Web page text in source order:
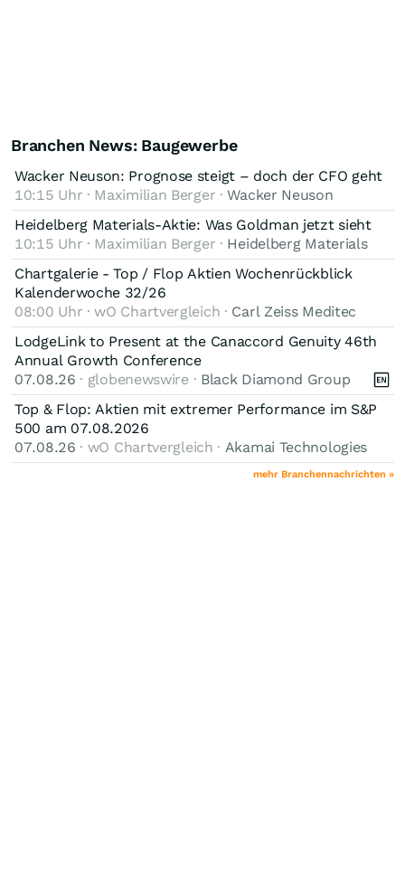
Branchen News: Baugewerbe
Wacker Neuson: Prognose steigt – doch der CFO geht
10:15 Uhr · Maximilian Berger ·Wacker Neuson
Heidelberg Materials-Aktie: Was Goldman jetzt sieht
10:15 Uhr · Maximilian Berger · Heidelberg Materials
Chartgalerie - Top / Flop Aktien Wochenrückblick
Kalenderwoche 32/26
08:00 Uhr · wO Chartvergleich · Carl Zeiss Meditec
LodgeLink to Present at the Canaccord Genuity 46th
Annual Growth Conference
07.08.26 · globenewswire · Black Diamond Group
Top & Flop: Aktien mit extremer Performance im S&P
500 am 07.08.2026
07.08.26 · wO Chartvergleich · Akamai Technologies
mehr Branchennachrichten »